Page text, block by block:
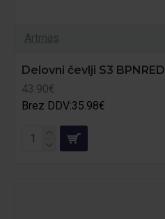
Artmas
Delovni čevlji S3 BPNRED
43.90€
Brez DDV:35.98€